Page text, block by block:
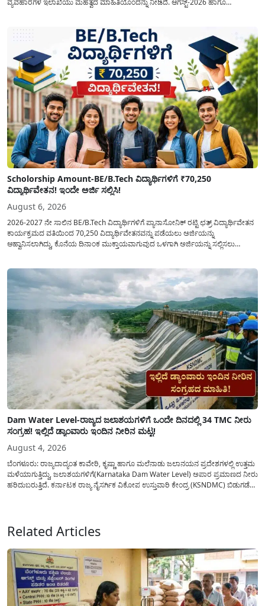
ವ್ಯವಹಾರಗಳ ಇಲಾಖೆಯು ಮಹತ್ವದ ಮಾಹಿತಿಯೊಂದನ್ನು ನೀಡಿದೆ. ಆಗಸ್ಟ್-2026 ಹಾಗೂ
Scholorship Amount-BE/B.Tech ವಿದ್ಯಾರ್ಥಿಗಳಿಗೆ ₹70,250
ವಿದ್ಯಾರ್ಥಿವೇತನ! ಇಂದೇ ಅರ್ಜಿ ಸಲ್ಲಿಸಿ!
August 6, 2026
2026-2027 ನೇ ಸಾಲಿನ BE/B.Tech ವಿದ್ಯಾರ್ಥಿಗಳಿಗೆ ಪ್ಯಾನಾಸೋನಿಕ್ ರಟ್ಟಿ ಛತ್ರ್ ವಿದ್ಯಾರ್ಥಿವೇತನ
ಕಾರ್ಯಕ್ರಮದ ವತಿಯಿಂದ 70,250 ವಿದ್ಯಾರ್ಥಿವೇತನವನ್ನು ಪಡೆಯಲು ಅರ್ಜಿಯನ್ನು
ಆಹ್ವಾನಿಸಲಾಗಿದ್ದು, ಕೊನೆಯ ದಿನಾಂಕ ಮುಕ್ತಾಯವಾಗುವುದ ಒಳಗಾಗಿ ಅರ್ಜಿಯನ್ನು ಸಲ್ಲಿಸಲು
ಜಾರಿಗೆ...
Dam Water Level-ರಾಜ್ಯದ ಜಲಾಶಯಗಳಿಗೆ ಒಂದೇ ದಿನದಲ್ಲಿ 34 TMC ನೀರು
ಸಂಗ್ರಹ! ಇಲ್ಲಿದೆ ಡ್ಯಾಂವಾರು ಇಂದಿನ ನೀರಿನ ಮಟ್ಟ!
August 4, 2026
ಬೆಂಗಳೂರು: ರಾಜ್ಯದಾದ್ಯಂತ ಕಾವೇರಿ, ಕೃಷ್ಣಾ ಹಾಗೂ ಮಲೆನಾಡು ಜಲಾನಯನ ಪ್ರದೇಶಗಳಲ್ಲಿ ಉತ್ತಮ
ಮಳೆಯಾಗುತ್ತಿದ್ದು, ಜಲಾಶಯಗಳಿಗೆ(Karnataka Dam Water Level) ಅಪಾರ ಪ್ರಮಾಣದ ನೀರು
ಹರಿದುಬರುತ್ತಿದೆ. ಕರ್ನಾಟಕ ರಾಜ್ಯ ನೈಸರ್ಗಿಕ ವಿಕೋಪ ಉಸ್ತುವಾರಿ ಕೇಂದ್ರ (KSNDMC) ಬಿಡುಗಡೆ
Related Articles